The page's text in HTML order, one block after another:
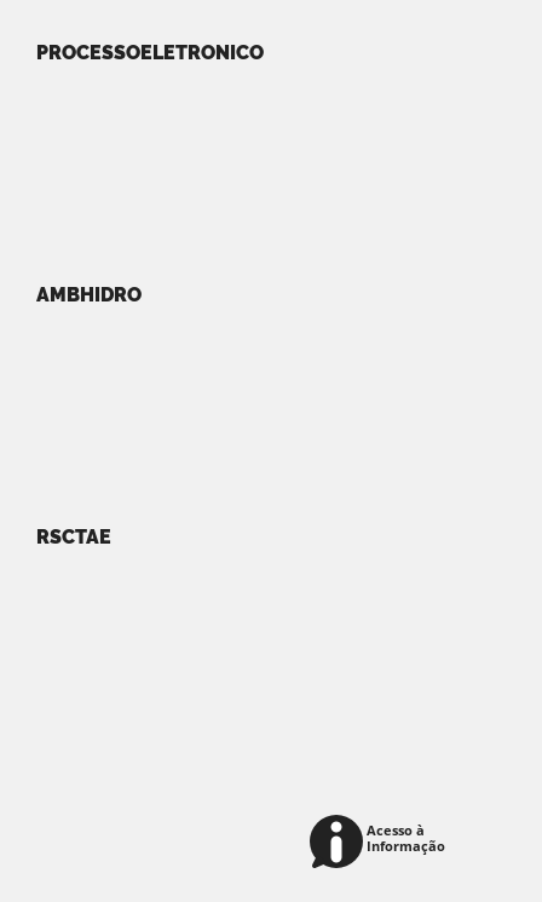
PROCESSOELETRONICO
AMBHIDRO
RSCTAE